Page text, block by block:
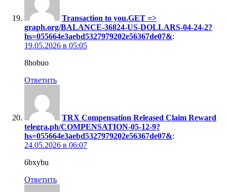
Transaction to you.GET =>
graph.org/BALANCE-36824-US-DOLLARS-04-24-2?
hs=055664e3aebd5327979202e56367de07&:
19.05.2026 в 05:05
8hobuo
Ответить
TRX Compensation Released Claim Reward
telegra.ph/COMPENSATION-05-12-9?
hs=055664e3aebd5327979202e56367de07&:
24.05.2026 в 06:07
6bxybu
Ответить